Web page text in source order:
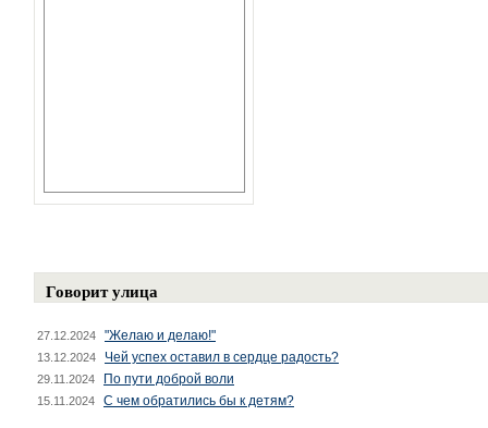
Говорит улица
27.12.2024 "Желаю и делаю!"
13.12.2024 Чей успех оставил в сердце радость?
29.11.2024 По пути доброй воли
15.11.2024 С чем обратились бы к детям?